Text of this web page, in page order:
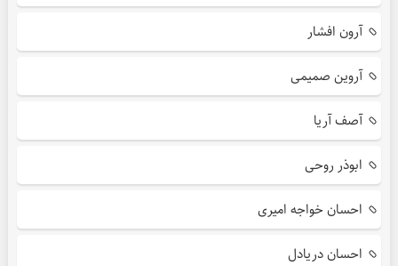
آرون افشار
آروین صمیمی
آصف آریا
ابوذر روحی
احسان خواجه امیری
احسان دریادل